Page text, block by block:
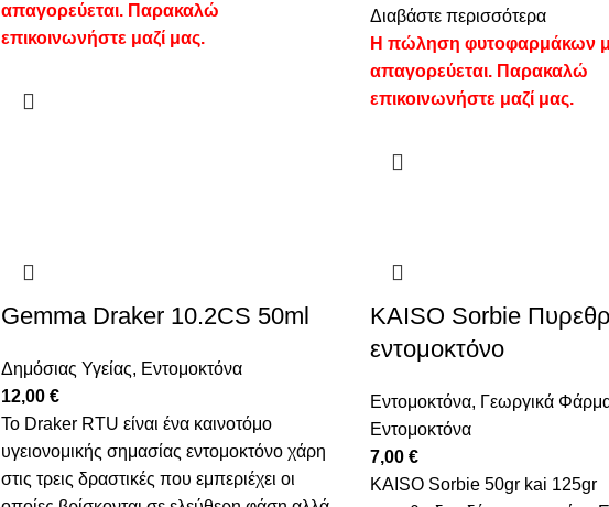
απαγορεύεται. Παρακαλώ
επικοινωνήστε μαζί μας.
Διαβάστε περισσότερα
Η πώληση φυτοφαρμάκων
απαγορεύεται. Παρακαλώ
επικοινωνήστε μαζί μας.
Gemma Draker 10.2CS 50ml
Δημόσιας Υγείας, Εντομοκτόνα
12,00 €
Το Draker RTU είναι ένα καινοτόμο
υγειονομικής σημασίας εντομοκτόνο χάρη
στις τρεις δραστικές που εμπεριέχει οι
KAISO Sorbie
εντομοκτόνο
Εντομοκτόνα, Γεωργικά
Εντομοκτόνα
7,00 €
KAISO Sorbie 50gr kai 125gr